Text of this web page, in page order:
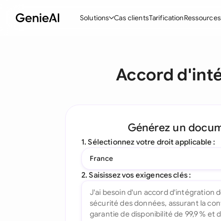
Solutions
Créer des contrats
Interrogez votre document
Toutes les fonctionnalités
Cas clientsTarificationRessources
Accord
Générez un
1. Sélectionnez votre droit applicable :
France
2. Saisissez vos exigences clés :